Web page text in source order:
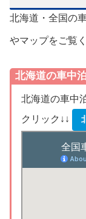
北海道・全国の
やマップをご覧
北海道の車中
北海道の車中
クリック↓↓